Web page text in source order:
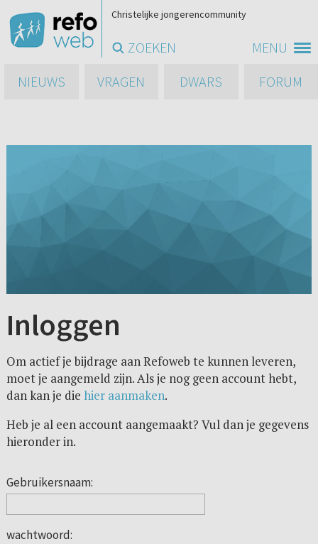
MENU
Christelijke jongerencommunity
ZOEKEN
NIEUWS
VRAGEN DWARS FORUM
Inloggen
Om actief je bijdrage aan Refoweb te kunnen leveren,
moet je aangemeld zijn. Als je nog geen account hebt,
dan kan je die hier aanmaken.
Heb je al een account aangemaakt? Vul dan je gegevens
hieronder in.
Gebruikersnaam:
wachtwoord: